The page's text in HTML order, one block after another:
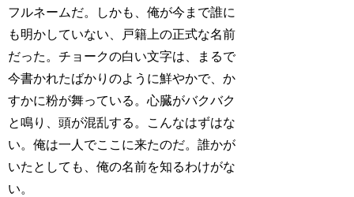
フルネームだ。しかも、俺が今まで誰に
も明かしていない、戸籍上の正式な名前
だった。チョークの白い文字は、まるで
今書かれたばかりのように鮮やかで、か
すかに粉が舞っている。心臓がバクバク
と鳴り、頭が混乱する。こんなはずはな
い。俺は一人でここに来たのだ。誰かが
いたとしても、俺の名前を知るわけがな
い。